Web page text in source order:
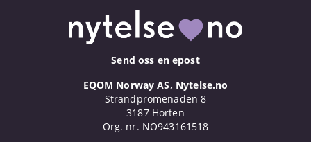
Send oss en epost
EQOM Norway AS, Nytelse.no
Strandpromenaden 8
3187 Horten
Org. nr. NO943161518